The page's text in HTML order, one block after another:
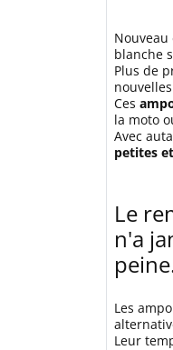
Nouveau
blanche
Plus de
Ces
la moto
Avec
petites
Le
n'a
Les
Leur